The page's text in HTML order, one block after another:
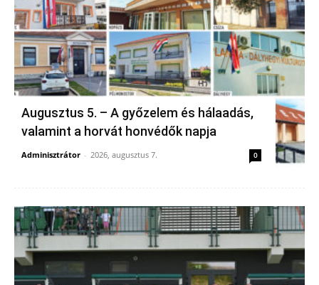
Augusztus 5. – A győzelem és hálaadás,
valamint a horvát honvédők napja
Adminisztrátor - 2026, augusztus 7. 0